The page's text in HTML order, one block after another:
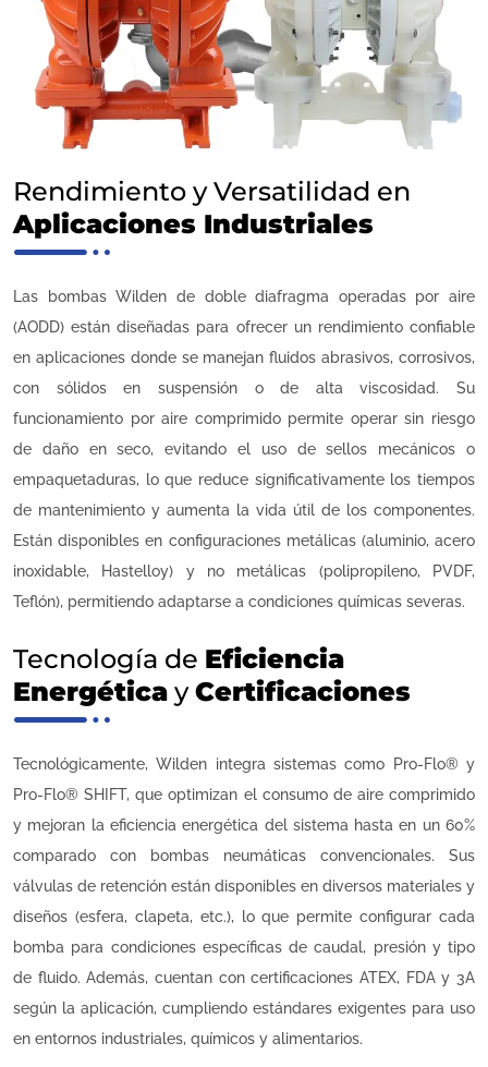
Rendimiento y Versatilidad en
Aplicaciones Industriales
Las bombas Wilden de doble diafragma operadas por aire
(AODD) están diseñadas para ofrecer un rendimiento confiable
en aplicaciones donde se manejan fluidos abrasivos, corrosivos,
con sólidos en suspensión o de alta viscosidad. Su
funcionamiento por aire comprimido permite operar sin riesgo
de daño en seco, evitando el uso de sellos mecánicos o
empaquetaduras, lo que reduce significativamente los tiempos
de mantenimiento y aumenta la vida útil de los componentes.
Están disponibles en configuraciones metálicas (aluminio, acero
inoxidable, Hastelloy) y no metálicas (polipropileno, PVDF,
Teflón), permitiendo adaptarse a condiciones químicas severas.
Tecnología de Eficiencia
Energética yCertificaciones
Tecnológicamente, Wilden integra sistemas como Pro-Flo® y
Pro-Flo® SHIFT, que optimizan el consumo de aire comprimido
y mejoran la eficiencia energética del sistema hasta en un 60%
comparado con bombas neumáticas convencionales. Sus
válvulas de retención están disponibles en diversos materiales y
diseños (esfera, clapeta, etc.), lo que permite configurar cada
bomba para condiciones específicas de caudal, presión y tipo
de fluido. Además, cuentan con certificaciones ATEX, FDA y 3A
según la aplicación, cumpliendo estándares exigentes para uso
en entornos industriales, químicos y alimentarios.